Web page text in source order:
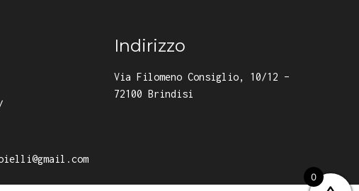
Indirizzo
Via Filomeno Consiglio, 10/12 –
72100 Brindisi
0